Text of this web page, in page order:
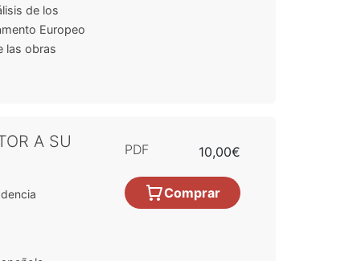
de los
Europeo
las obras
A SU
PDF 10,00€
Comprar